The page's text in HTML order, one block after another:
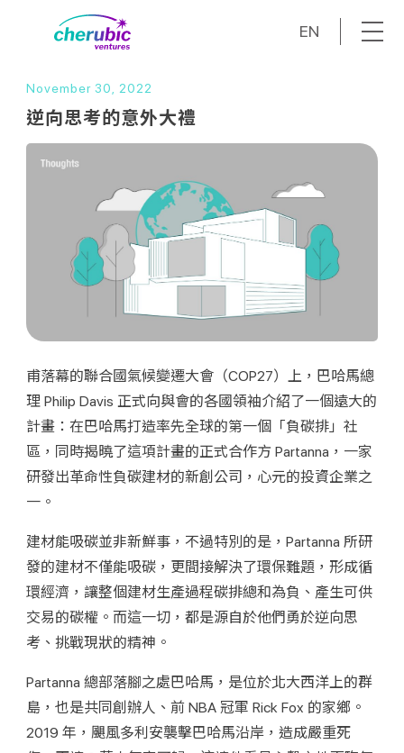
EN
November 30, 2022
逆向思考的意外大禮
甫落幕的聯合國氣候變遷大會（COP27）上，巴哈馬總
理 Philip Davis 正式向與會的各國領袖介紹了一個遠大的
計畫：在巴哈馬打造率先全球的第一個「負碳排」社
區，同時揭曉了這項計畫的正式合作方 Partanna，一家
研發出革命性負碳建材的新創公司，心元的投資企業之
一。
建材能吸碳並非新鮮事，不過特別的是，Partanna 所研
發的建材不僅能吸碳，更間接解決了環保難題，形成循
環經濟，讓整個建材生產過程碳排總和為負、產生可供
交易的碳權。而這一切，都是源自於他們勇於逆向思
考、挑戰現狀的精神。
Partanna 總部落腳之處巴哈馬，是位於北大西洋上的群
島，也是共同創辦人、前 NBA 冠軍 Rick Fox 的家鄉。
2019 年，颶風多利安襲擊巴哈馬沿岸，造成嚴重死